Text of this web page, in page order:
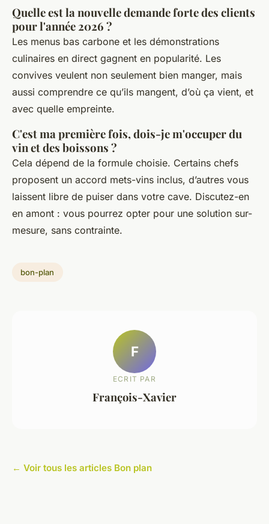
Quelle est la nouvelle demande forte des clients
pour l'année 2026 ?
Les menus bas carbone et les démonstrations
culinaires en direct gagnent en popularité. Les
convives veulent non seulement bien manger, mais
aussi comprendre ce qu’ils mangent, d’où ça vient, et
avec quelle empreinte.
C'est ma première fois, dois-je m'occuper du
vin et des boissons ?
Cela dépend de la formule choisie. Certains chefs
proposent un accord mets-vins inclus, d’autres vous
laissent libre de puiser dans votre cave. Discutez-en
en amont : vous pourrez opter pour une solution sur-
mesure, sans contrainte.
bon-plan
F
ECRIT PAR
François-Xavier
← Voir tous les articles Bon plan